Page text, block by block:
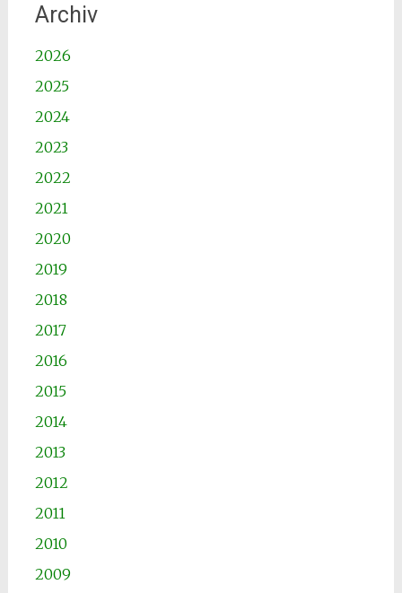
Archiv
2026
2025
2024
2023
2022
2021
2020
2019
2018
2017
2016
2015
2014
2013
2012
2011
2010
2009